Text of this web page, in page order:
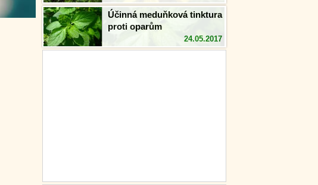
Účinná meduňková tinktura
proti oparům
24.05.2017